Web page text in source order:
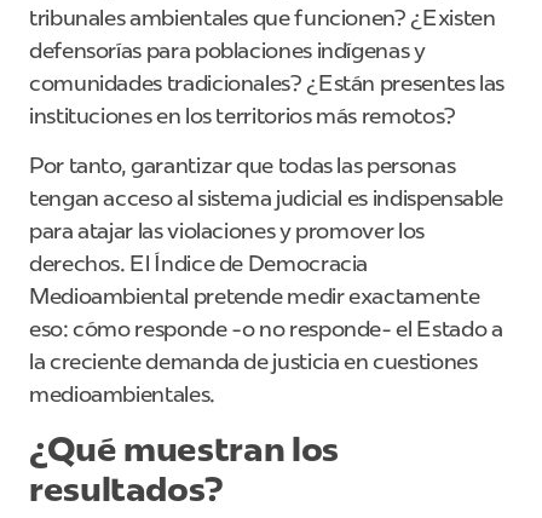
tribunales ambientales que funcionen? ¿Existen
defensorías para poblaciones indígenas y
comunidades tradicionales? ¿Están presentes las
instituciones en los territorios más remotos?
Por tanto, garantizar que todas las personas
tengan acceso al sistema judicial es indispensable
para atajar las violaciones y promover los
derechos. El Índice de Democracia
Medioambiental pretende medir exactamente
eso: cómo responde -o no responde- el Estado a
la creciente demanda de justicia en cuestiones
medioambientales.
¿Qué muestran los
resultados?